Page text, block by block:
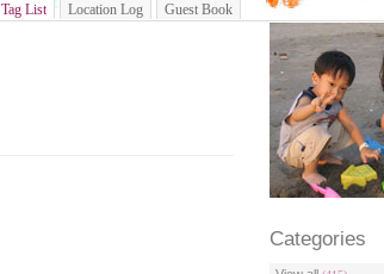
Tag List Location Log Guest Book
Categories